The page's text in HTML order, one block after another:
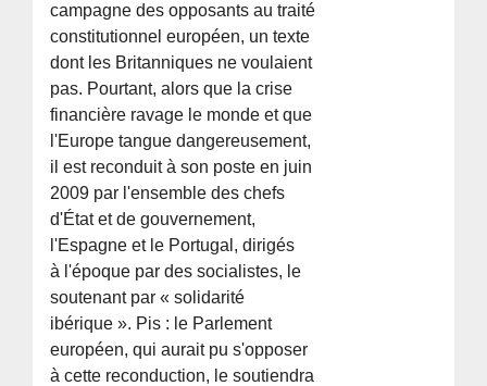
campagne des opposants au traité
constitutionnel européen, un texte
dont les Britanniques ne voulaient
pas. Pourtant, alors que la crise
financière ravage le monde et que
l'Europe tangue dangereusement,
il est reconduit à son poste en juin
2009 par l'ensemble des chefs
d'État et de gouvernement,
l'Espagne et le Portugal, dirigés
à l'époque par des socialistes, le
soutenant par « solidarité
ibérique ». Pis : le Parlement
européen, qui aurait pu s'opposer
à cette reconduction, le soutiendra